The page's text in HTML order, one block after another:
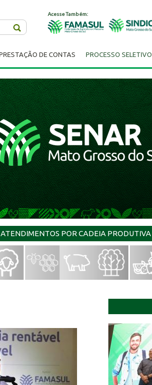
Acesse Também:
DE CONTAS PROCESSO SELETIVO
ATENDIMENTOS POR CADEIA PRODUTIVA